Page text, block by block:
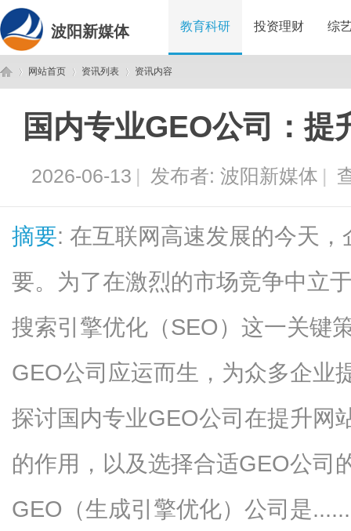
波阳新媒体 教育科研 投资理财 综
网站首页 资讯列表
›
资讯内容
国内专业GEO公司：提
2026-06-13 | 发布者: 波阳新媒体 |
摘要: 在互联网高速发展的今天
要。为了在激烈的市场竞争中立
搜索引擎优化（SEO）这一关键
GEO公司应运而生，为众多企业
探讨国内专业GEO公司在提升网
的作用，以及选择合适GEO公司
GEO（生成引擎优化）公司是......